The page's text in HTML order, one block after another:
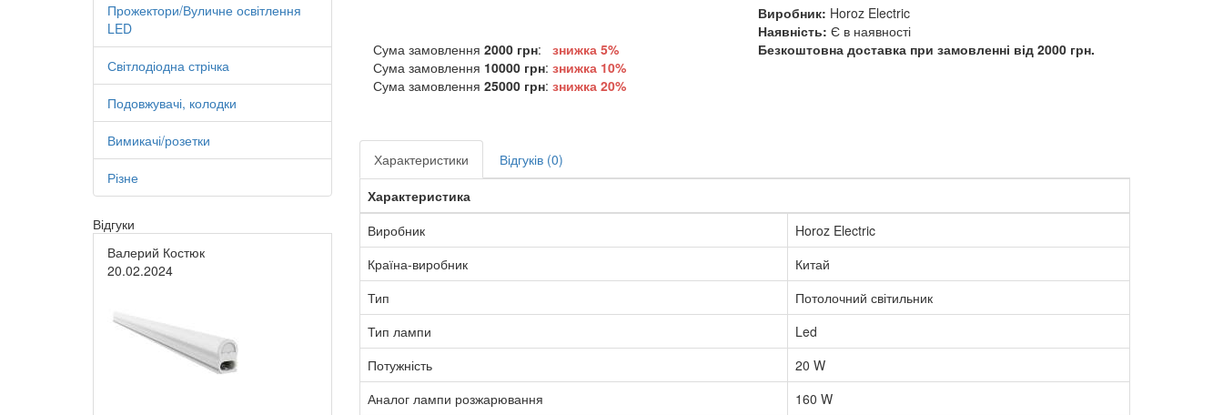
Прожектори/Вуличне освітлення
LED
Світлодіодна стрічка
Подовжувачі, колодки
Вимикачі/розетки
Різне
Відгуки
Валерий Костюк
20.02.2024
Виробник: Horoz Electric
Наявність: Є в наявності
Сума замовлення 2000 грн:
знижка 5%
Сума замовлення 10000 грн: знижка10%
Сума замовлення 25000 грн: знижка20%
Безкоштовна доставка при замовленні від 2000 грн.
Характеристики
Відгуків (0)
Характеристика
Виробник
Horoz Electric
Країна-виробник
Китай
Тип
Потолочний світильник
Тип лампи
Led
Потужність
20 W
Аналог лампи розжарювання
160 W